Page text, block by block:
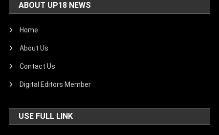
ABOUT UP18 NEWS
Home
About Us
Contact Us
Digital Editors Member
USE FULL LINK